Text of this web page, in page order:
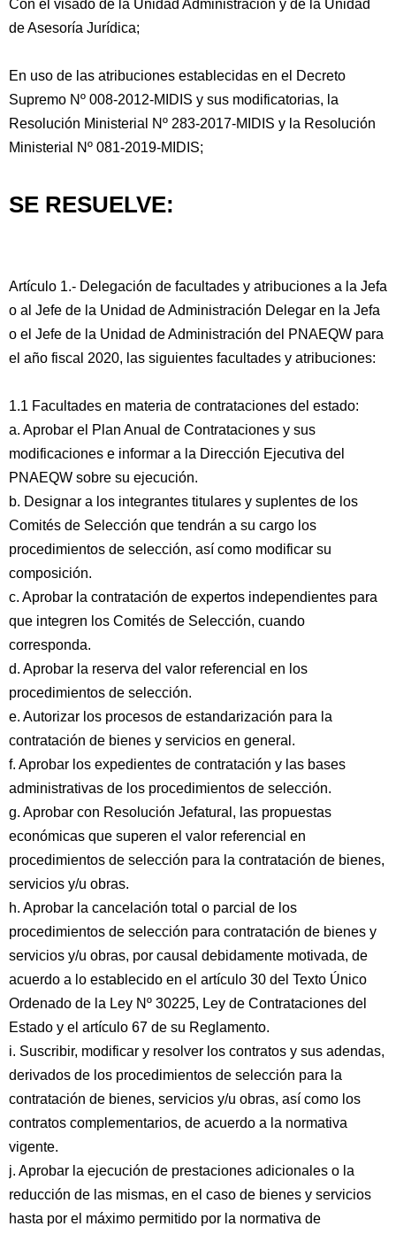
Con el visado de la Unidad Administración y de la Unidad
de Asesoría Jurídica;
En uso de las atribuciones establecidas en el Decreto
Supremo Nº 008-2012-MIDIS y sus modificatorias, la
Resolución Ministerial Nº 283-2017-MIDIS y la Resolución
Ministerial Nº 081-2019-MIDIS;
SE RESUELVE:
Artículo 1.- Delegación de facultades y atribuciones a la Jefa
o al Jefe de la Unidad de Administración Delegar en la Jefa
o el Jefe de la Unidad de Administración del PNAEQW para
el año fiscal 2020, las siguientes facultades y atribuciones:
1.1 Facultades en materia de contrataciones del estado:
a. Aprobar el Plan Anual de Contrataciones y sus
modificaciones e informar a la Dirección Ejecutiva del
PNAEQW sobre su ejecución.
b. Designar a los integrantes titulares y suplentes de los
Comités de Selección que tendrán a su cargo los
procedimientos de selección, así como modificar su
composición.
c. Aprobar la contratación de expertos independientes para
que integren los Comités de Selección, cuando
corresponda.
d. Aprobar la reserva del valor referencial en los
procedimientos de selección.
e. Autorizar los procesos de estandarización para la
contratación de bienes y servicios en general.
f. Aprobar los expedientes de contratación y las bases
administrativas de los procedimientos de selección.
g. Aprobar con Resolución Jefatural, las propuestas
económicas que superen el valor referencial en
procedimientos de selección para la contratación de bienes,
servicios y/u obras.
h. Aprobar la cancelación total o parcial de los
procedimientos de selección para contratación de bienes y
servicios y/u obras, por causal debidamente motivada, de
acuerdo a lo establecido en el artículo 30 del Texto Único
Ordenado de la Ley Nº 30225, Ley de Contrataciones del
Estado y el artículo 67 de su Reglamento.
i. Suscribir, modificar y resolver los contratos y sus adendas,
derivados de los procedimientos de selección para la
contratación de bienes, servicios y/u obras, así como los
contratos complementarios, de acuerdo a la normativa
vigente.
j. Aprobar la ejecución de prestaciones adicionales o la
reducción de las mismas, en el caso de bienes y servicios
hasta por el máximo permitido por la normativa de